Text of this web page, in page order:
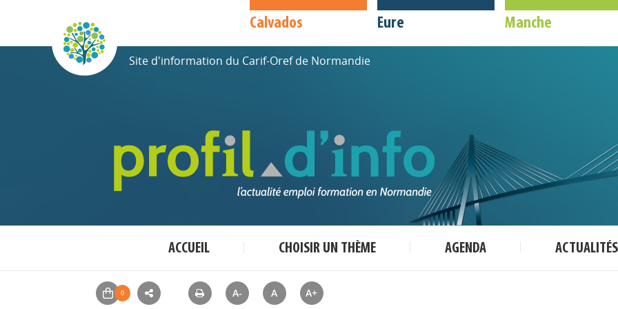
Calvados Eure Manche
Site d'information du Carif-Oref de Normandie
ACCUEIL CHOISIR UN THÈME AGENDA ACTUALITÉS
A- A A+